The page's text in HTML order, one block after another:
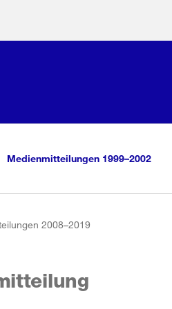
Medienmitteilungen 1999–2002
2008–2019